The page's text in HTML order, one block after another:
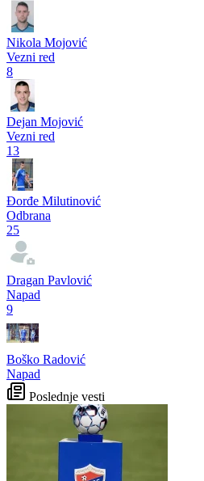
Nikola Mojović
Vezni red
8
Dejan Mojović
Vezni red
13
Đorđe Milutinović
Odbrana
25
Dragan Pavlović
Napad
9
Boško Radović
Napad
Poslednje vesti